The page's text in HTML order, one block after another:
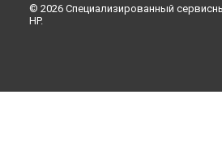
© 2026 Специализированный
HP.